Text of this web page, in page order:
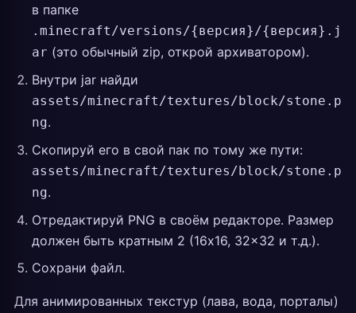
в папке
.minecraft/versions/{версия}/{версия}.j
ar (это обычный zip, открой архиватором).
Внутри jar найди
assets/minecraft/textures/block/stone.p
ng.
Скопируй его в свой пак по тому же пути:
assets/minecraft/textures/block/stone.p
ng.
Отредактируй PNG в своём редакторе. Размер
должен быть кратным 2 (16x16, 32x32 и т.д.).
Сохрани файл.
Для анимированных текстур (лава, вода, порталы)